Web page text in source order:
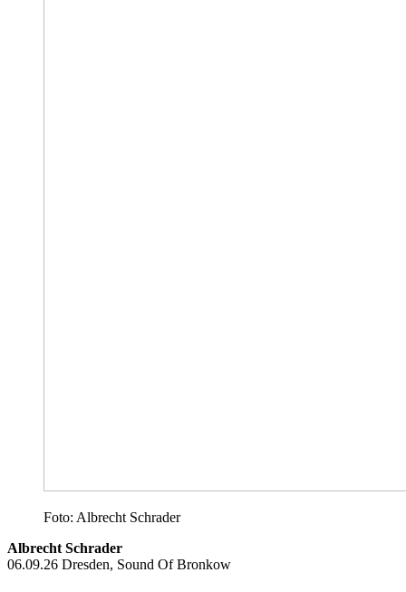
Foto: Albrecht Schrader
Albrecht Schrader
06.09.26 Dresden, Sound Of Bronkow